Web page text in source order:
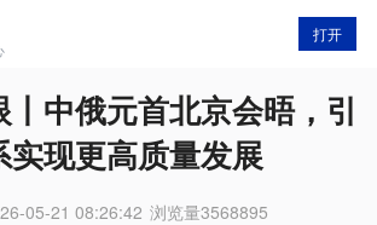
打开
中俄元首北京会晤，引
现更高质量发展
05-21 08:26:42 浏览量3568895